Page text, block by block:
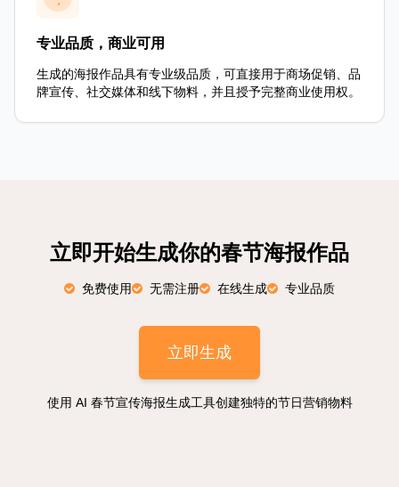
专业品质，商业可用
生成的海报作品具有专业级品质，可直接用于商场促销、品
牌宣传、社交媒体和线下物料，并且授予完整商业使用权。
立即开始生成你的春节海报作品
免费使用 无需注册 在线生成 专业品质
立即生成
使用 AI 春节宣传海报生成工具创建独特的节日营销物料